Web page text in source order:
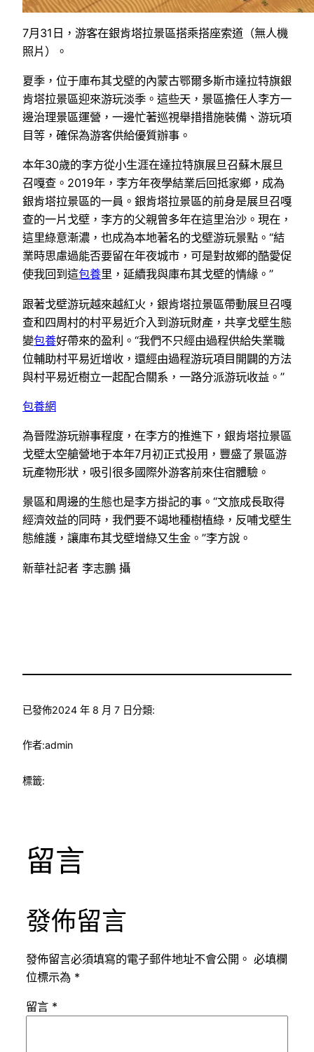
7月31日，游客在銀肯塔拉景區搭乘搭座索道（無人機
照片）。
夏季，位于庫布其戈壁的內蒙古鄂爾多斯市達拉特旗銀
肯塔拉景區迎來游玩淡季。這些天，景區擔任人李方一
邊治理景區運營，一邊忙著巡視舉措措施裝備、游玩項
目等，確保為游客供給優質辦事。
本年30歲的李方從小生涯在達拉特旗展旦召蘇木展旦
召嘎查。2019年，李方年夜學結業后回抵家鄉，成為
銀肯塔拉景區的一員。銀肯塔拉景區的前身是展旦召嘎
查的一片戈壁，李方的父親曾多年在這里治沙。現在，
這里綠意漸濃，也成為本地著名的戈壁游玩景點。“結
業時思慮過能否要留在年夜城市，可是對故鄉的酷愛促
使我回到這包養里，延續我與庫布其戈壁的情緣。”
跟著戈壁游玩越來越紅火，銀肯塔拉景區帶動展旦召嘎
查和四周村的村平易近介入到游玩財產，共享戈壁生態
變包養好帶來的盈利。“我們不只經由過程供給失業職
位輔助村平易近增收，還經由過程游玩項目開闢的方法
與村平易近樹立一起配合關系，一路分派游玩收益。”
包養網
為晉陞游玩辦事程度，在李方的推進下，銀肯塔拉景區
戈壁太空艙營地于本年7月初正式投用，豐盛了景區游
玩產物形狀，吸引很多國際外游客前來住宿體驗。
景區和周邊的生態也是李方掛記的事。“文旅成長取得
經濟效益的同時，我們要不竭地種樹植綠，反哺戈壁生
態維護，讓庫布其戈壁增綠又生金。”李方說。
新華社記者 李志鵬 攝
已發佈2024 年 8 月 7 日分類:
作者:admin
標籤:
留言
發佈留言
發佈留言必須填寫的電子郵件地址不會公開。 必填欄
位標示為 *
留言 *